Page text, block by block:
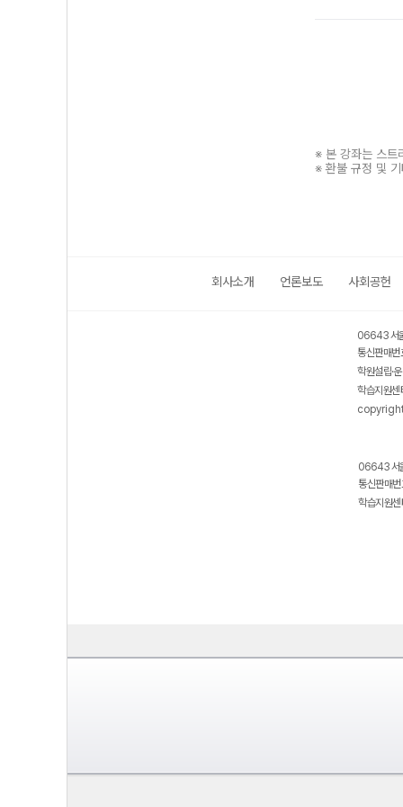
※ 본 강좌는 스트
※ 환불 규정 및
회사소개 언론보도 사회공헌
06643 서
통신판매
학원설립·
학습지원
06643 서
통신판매
학습지원